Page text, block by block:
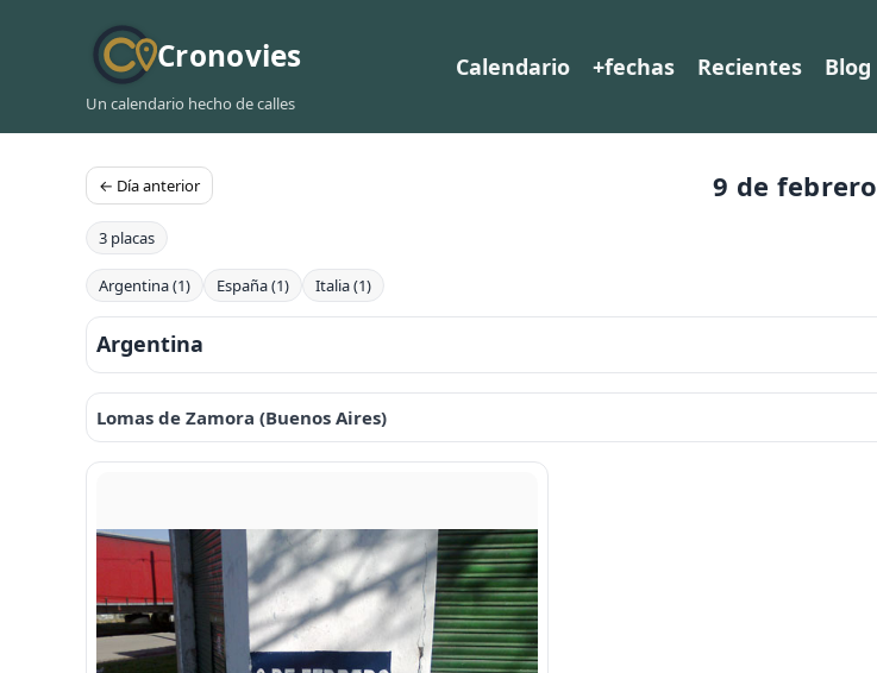
Cronovies
Un calendario hecho de calles
Calendario +fechas Recientes Blog
← Día anterior 9 de febrero
3 placas
Argentina (1) España (1) Italia (1)
Argentina
Lomas de Zamora (Buenos Aires)